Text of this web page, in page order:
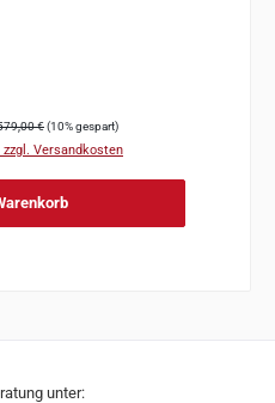
Preis:€(10% gespart)
Versandkosten
unter: